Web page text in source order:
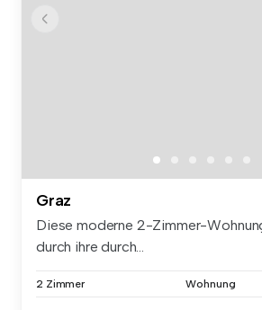
Graz
Diese moderne 2-Zimmer-
durch ihre durch...
2 Zimmer Wohnung